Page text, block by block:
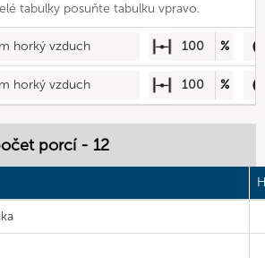
tabulky posuňte tabulku vpravo.
horký vzduch 100 %
horký vzduch 100 %
porcí - 12